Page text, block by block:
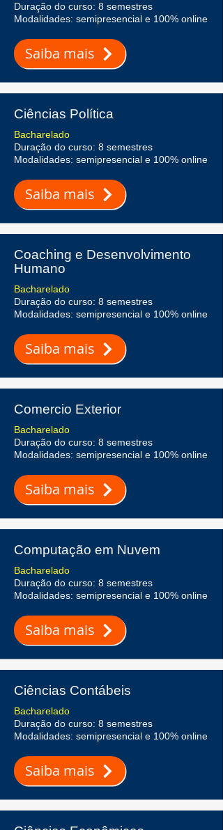
Duração do curso: 8 semestres
Modalidades: semipresencial e 100% online
Saiba mais
Ciências Política
Bacharelado
Duração do curso: 8 semestres
Modalidades: semipresencial e 100% online
Saiba mais
Coaching e Desenvolvimento
Humano
Bacharelado
Duração do curso: 8 semestres
Modalidades: semipresencial e 100% online
Saiba mais
Comercio Exterior
Bacharelado
Duração do curso: 8 semestres
Modalidades: semipresencial e 100% online
Saiba mais
Computação em Nuvem
Bacharelado
Duração do curso: 8 semestres
Modalidades: semipresencial e 100% online
Saiba mais
Ciências Contábeis
Bacharelado
Duração do curso: 8 semestres
Modalidades: semipresencial e 100% online
Saiba mais